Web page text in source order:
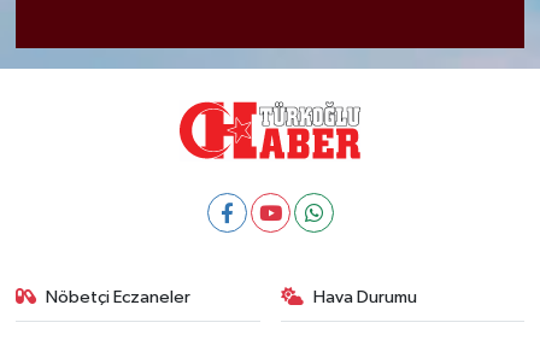
Nöbetçi Eczaneler Hava Durumu